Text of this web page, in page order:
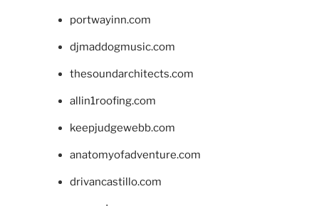
portwayinn.com
djmaddogmusic.com
thesoundarchitects.com
allin1roofing.com
keepjudgewebb.com
anatomyofadventure.com
drivancastillo.com